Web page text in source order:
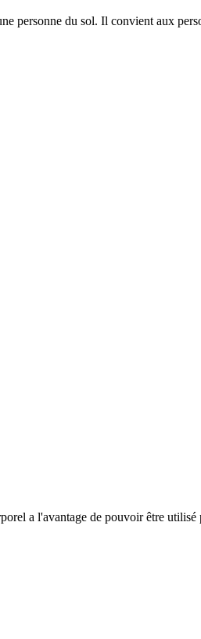
personne du sol. Il convient aux
a l'avantage de pouvoir être